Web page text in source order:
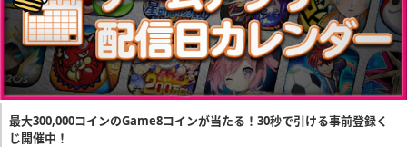
最大300,000コインのGame8コインが当たる！30秒で引ける事前登録く
じ開催中！